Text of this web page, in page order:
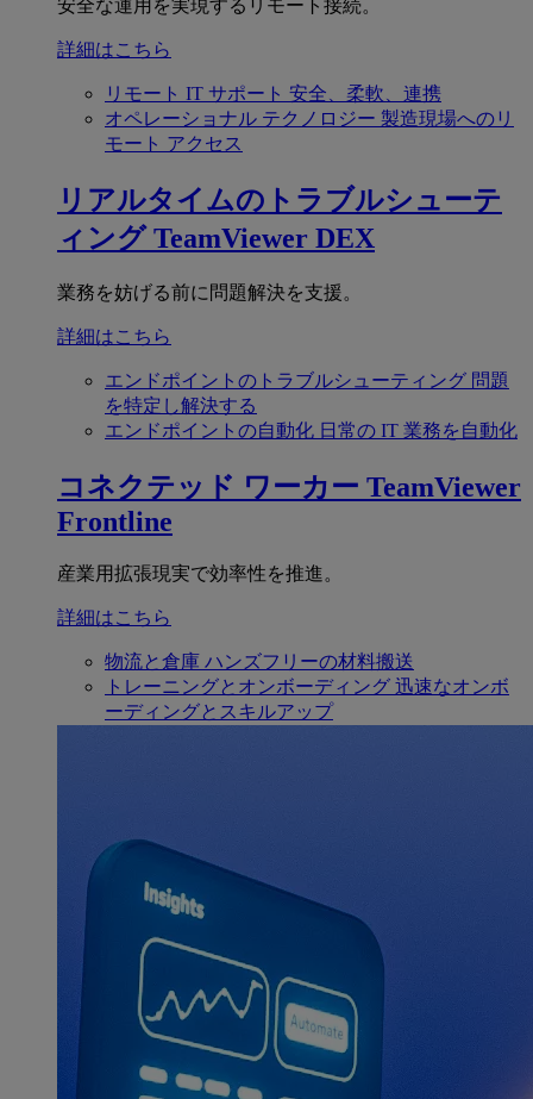
安全な運用を実現するリモート接続。
詳細はこちら
リモート IT サポート 安全、柔軟、連携
オペレーショナル テクノロジー 製造現場へのリ
モート アクセス
リアルタイムのトラブルシューテ
ィング TeamViewer DEX
業務を妨げる前に問題解決を支援。
詳細はこちら
エンドポイントのトラブルシューティング 問題
を特定し解決する
エンドポイントの自動化 日常の IT 業務を自動化
コネクテッド ワーカー TeamViewer
Frontline
産業用拡張現実で効率性を推進。
詳細はこちら
物流と倉庫 ハンズフリーの材料搬送
トレーニングとオンボーディング 迅速なオンボ
ーディングとスキルアップ